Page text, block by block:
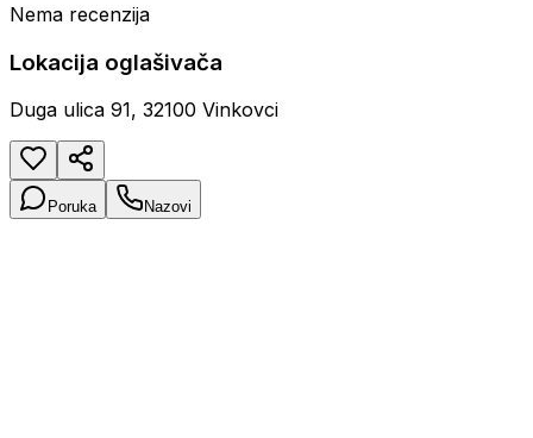
Nema recenzija
Lokacija oglašivača
Duga ulica 91, 32100 Vinkovci
Poruka Nazovi